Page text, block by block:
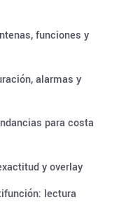
funciones y
alarmas y
para costa
y overlay
lectura